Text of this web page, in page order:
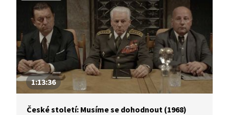
a hrubé podcenění protivníka.
1:13:36
České století: Musíme se dohodnout (1968)